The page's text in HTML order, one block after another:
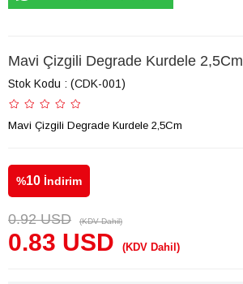
Mavi Çizgili Degrade Kurdele 2,5Cm
Stok Kodu (CDK-001)
Mavi Çizgili Degrade Kurdele 2,5Cm
%10 İndirim
0.92 USD (KDV Dahil)
0.83 USD (KDV Dahil)